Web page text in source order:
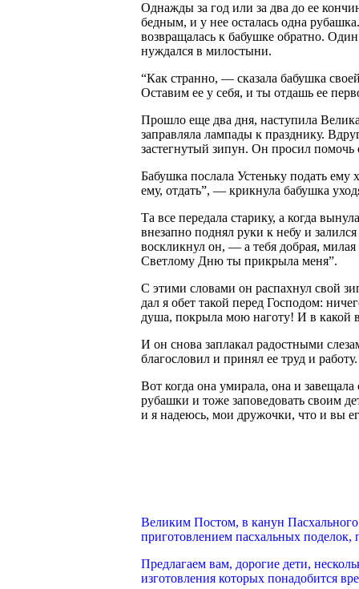
Однажды за год или за два до ее
бедным, и у нее осталась одна
возвращалась к бабушке обратно.
нуждался в милостыни.
“Как странно, — сказала бабушка
Оставим ее у себя, и ты отдашь ее
Прошло еще два дня, наступила
заправляла лампады к празднику.
застегнутый зипун. Он просил
Бабушка послала Устеньку подать ему
ему, отдать”, — крикнула бабушка
Та все передала старику, а когда
внезапно поднял руки к небу и
воскликнул он, — а тебя добрая, милая
Светлому Дню ты прикрыла меня”.
С этими словами он распахнул свой
дал я обет такой перед Господом:
душа, покрыла мою наготу! И в какой
И он снова заплакал радостными
благословил и принял ее труд и работу.
Вот когда она умирала, она и
рубашки и тоже заповедовать своим
и я надеюсь, мои дружочки, что и вы
Великим Постом, в канун
приготовлением пасхальных поделок,
Предлагаем вам, дорогие дети,
изготовления которых понадобится